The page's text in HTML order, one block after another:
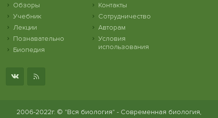
Обзоры
Учебник
Лекции
Познавательно
Биопедия
Контакты
Сотрудничество
Авторам
Условия
использования
2006-2022г. © "Вся биология" - Современная биология,